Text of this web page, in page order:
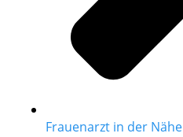
Frauenarzt in der Nähe